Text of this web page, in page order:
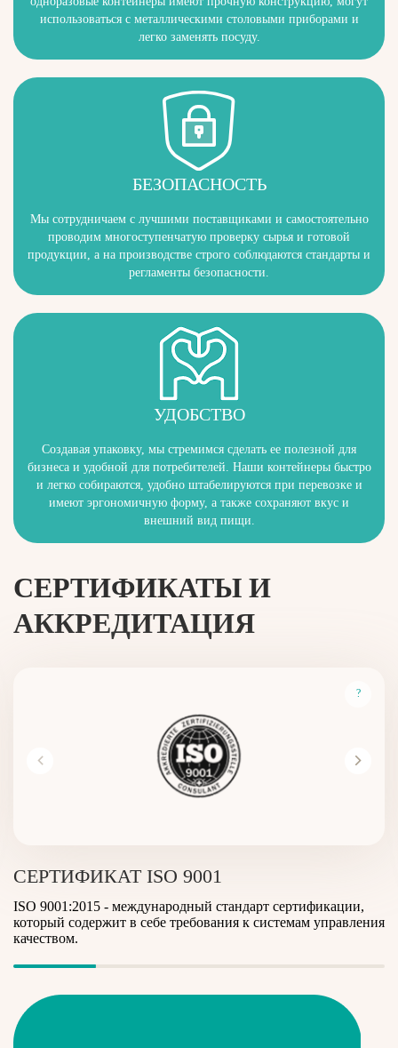
использоваться с металлическими столовыми приборами и
легко заменять посуду.
БЕЗОПАСНОСТЬ
Мы сотрудничаем с лучшими поставщиками и самостоятельно
проводим многоступенчатую проверку сырья и готовой
продукции, а на производстве строго соблюдаются стандарты и
регламенты безопасности.
УДОБСТВО
Создавая упаковку, мы стремимся сделать ее полезной для
бизнеса и удобной для потребителей. Наши контейнеры быстро
и легко собираются, удобно штабелируются при перевозке и
имеют эргономичную форму, а также сохраняют вкус и
внешний вид пищи.
СЕРТИФИКАТЫ И
АККРЕДИТАЦИЯ
СЕРТИФИКАТ ISO 9001
ISO 9001:2015 - международный стандарт сертификации,
который содержит в себе требования к системам управления
качеством.
?